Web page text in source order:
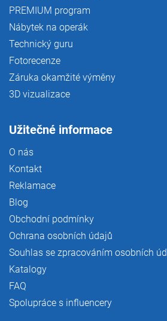
PREMIUM program
Nábytek na operák
Technický guru
Fotorecenze
Záruka okamžité výměny
3D vizualizace
Užitečné informace
O nás
Kontakt
Reklamace
Blog
Obchodní podmínky
Ochrana osobních údajů
Souhlas se zpracováním osobních
Katalogy
FAQ
Spolupráce s influencery